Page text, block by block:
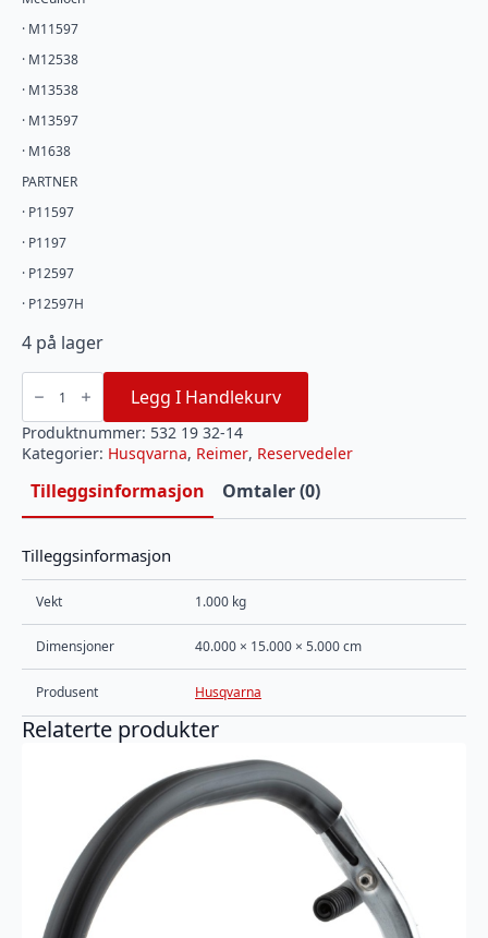
· M11597
· M12538
· M13538
· M13597
· M1638
PARTNER
· P11597
· P1197
· P12597
· P12597H
4 på lager
REM
11-
97/12/97
532193214
antall
Legg I Handlekurv
Produktnummer: 532 19 32-14
Kategorier: Husqvarna, Reimer, Reservedeler
Tilleggsinformasjon Omtaler (0)
Tilleggsinformasjon
Vekt 1.000 kg
Dimensjoner 40.000 × 15.000 × 5.000 cm
Produsent Husqvarna
Relaterte produkter